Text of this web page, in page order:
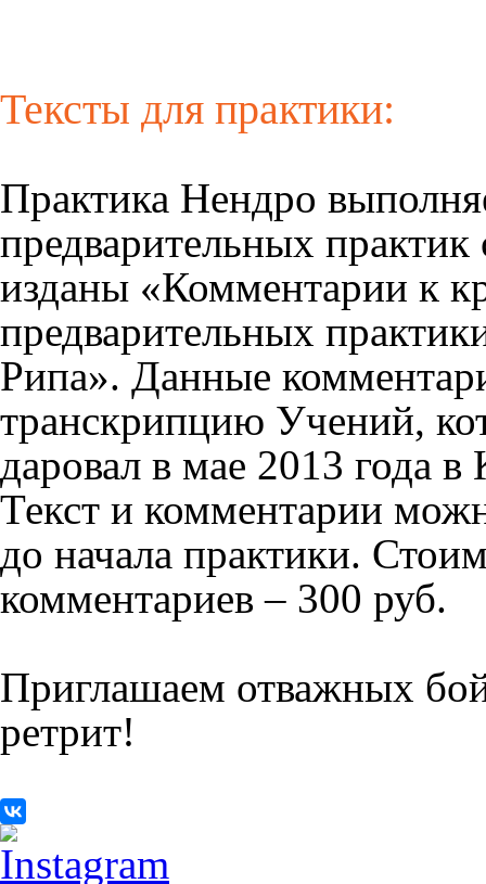
Тексты для практики:
Практика Нендро
предварительных
изданы «Комментарии к
предварительных
Рипа». Данные
транскрипцию Учений,
даровал в мае 2013 года в
Текст и комментарии
до начала практики.
комментариев – 300 руб.
Приглашаем отважных
ретрит!